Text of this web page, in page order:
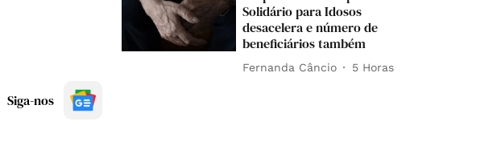
Siga-nos
Solidário para Idosos
desacelera e número de
beneficiários também
Fernanda Câncio 5 Horas